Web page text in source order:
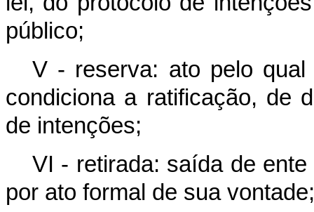
público;
V - reserva: ato pelo
condiciona a ratificação, de
de intenções;
VI - retirada: saída de
por ato formal de sua vontade;